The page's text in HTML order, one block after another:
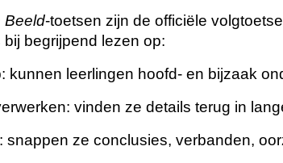
Beeld-toetsen zijn de officiële
bij begrijpend lezen op:
kunnen leerlingen hoofd- en bijzaak
vinden ze details terug in
snappen ze conclusies, verbanden,